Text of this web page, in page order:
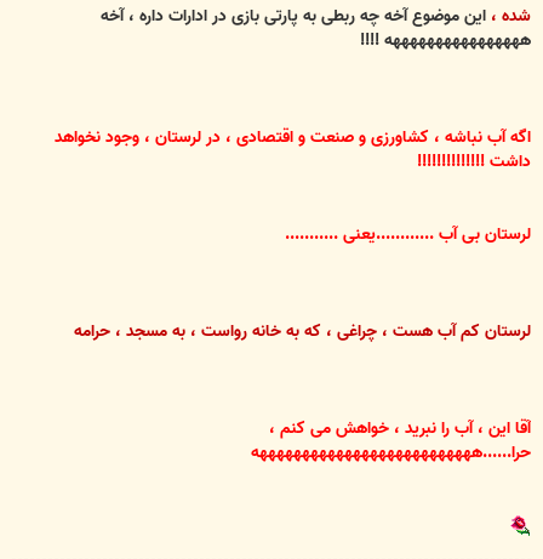
شده ، این موضوع آخه چهربطی به پارتی بازی در ادارات داره ، آخه
ههههههههههههههههه !!!!
اگه آب نباشه ، کشاورزی و صنعت و اقتصادی ، در لرستان ، وجود نخواهد
داشت !!!!!!!!!!!!!!
لرستان بی آب ............یعنی ...........
لرستان کم آب هست ، چراغی ، که به خانه رواست ، به مسجد ، حرامه
آقا این ، آب را نبرید ، خواهش می کنم ،
حرا......ههههههههههههههههههههههههههه